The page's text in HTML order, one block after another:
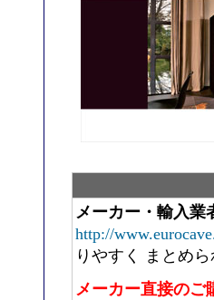
メーカー・輸入業
http://
りやすく まとめ
メーカー直接のご